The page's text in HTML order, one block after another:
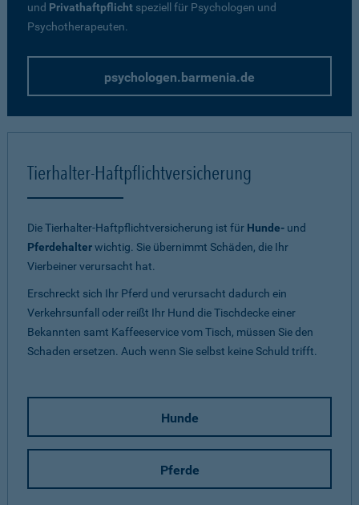
und Privathaftpflicht speziell für Psychologen und
Psychotherapeuten.
psychologen.barmenia.de
Tierhalter-Haftpflichtversicherung
Die Tierhalter-Haftpflichtversicherung ist für Hunde- und
Pferdehalterwichtig. Sie übernimmt Schäden, die Ihr
Vierbeiner verursacht hat.
Erschreckt sich Ihr Pferd und verursacht dadurch ein
Verkehrsunfall oder reißt Ihr Hund die Tischdecke einer
Bekannten samt Kaffeeservice vom Tisch, müssen Sie den
Schaden ersetzen. Auch wenn Sie selbst keine Schuld trifft.
Hunde
Pferde